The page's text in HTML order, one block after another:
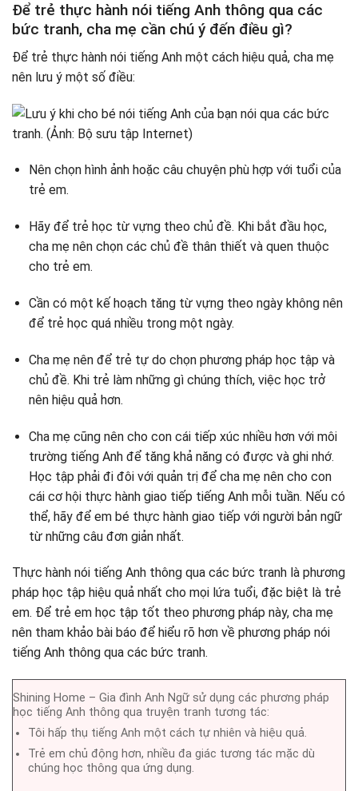
Để trẻ thực hành nói tiếng Anh thông qua các
bức tranh, cha mẹ cần chú ý đến điều gì?
Để trẻ thực hành nói tiếng Anh một cách hiệu quả, cha mẹ
nên lưu ý một số điều:
Nên chọn hình ảnh hoặc câu chuyện phù hợp với tuổi của
trẻ em.
Hãy để trẻ học từ vựng theo chủ đề. Khi bắt đầu học,
cha mẹ nên chọn các chủ đề thân thiết và quen thuộc
cho trẻ em.
Cần có một kế hoạch tăng từ vựng theo ngày không nên
để trẻ học quá nhiều trong một ngày.
Cha mẹ nên để trẻ tự do chọn phương pháp học tập và
chủ đề. Khi trẻ làm những gì chúng thích, việc học trở
nên hiệu quả hơn.
Cha mẹ cũng nên cho con cái tiếp xúc nhiều hơn với môi
trường tiếng Anh để tăng khả năng có được và ghi nhớ.
Học tập phải đi đôi với quản trị để cha mẹ nên cho con
cái cơ hội thực hành giao tiếp tiếng Anh mỗi tuần. Nếu có
thể, hãy để em bé thực hành giao tiếp với người bản ngữ
từ những câu đơn giản nhất.
Thực hành nói tiếng Anh thông qua các bức tranh là phương
pháp học tập hiệu quả nhất cho mọi lứa tuổi, đặc biệt là trẻ
em. Để trẻ em học tập tốt theo phương pháp này, cha mẹ
nên tham khảo bài báo để hiểu rõ hơn về phương pháp nói
tiếng Anh thông qua các bức tranh.
Shining Home – Gia đình Anh Ngữ sử dụng các phương pháp
học tiếng Anh thông qua truyện tranh tương tác:
Tôi hấp thụ tiếng Anh một cách tự nhiên và hiệu quả.
Trẻ em chủ động hơn, nhiều đa giác tương tác mặc dù
chúng học thông qua ứng dụng.